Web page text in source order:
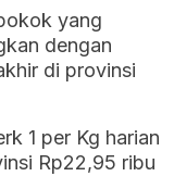
yang
dengan
di provinsi
1 per Kg harian
Rp22,95 ribu